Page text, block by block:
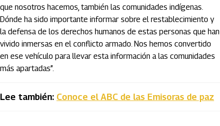
que nosotros hacemos, también las comunidades indígenas.
Dónde ha sido importante informar sobre el restablecimiento y
la defensa de los derechos humanos de estas personas que han
vivido inmersas en el conflicto armado. Nos hemos convertido
en ese vehículo para llevar esta información a las comunidades
más apartadas”.
Lee también: Conoce el ABC de las Emisoras de paz